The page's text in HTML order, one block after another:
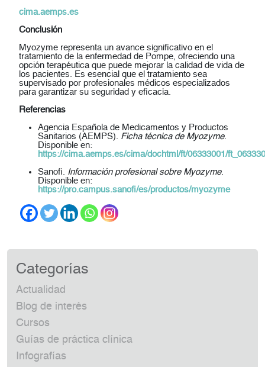
cima.aemps.es
Conclusión
Myozyme representa un avance significativo en el
tratamiento de la enfermedad de Pompe, ofreciendo una
opción terapéutica que puede mejorar la calidad de vida de
los pacientes. Es esencial que el tratamiento sea
supervisado por profesionales médicos especializados
para garantizar su seguridad y eficacia.
Referencias
Agencia Española de Medicamentos y Productos
Sanitarios (AEMPS). Ficha técnica de Myozyme.
Disponible en:
https://cima.aemps.es/cima/dochtml/ft/06333001/
Sanofi. Información profesional sobre Myozyme.
Disponible en:
https://pro.campus.sanofi/es/productos/myozyme
Categorías
Actualidad
Blog de interés
Cursos
Guías de práctica clínica
Infografías